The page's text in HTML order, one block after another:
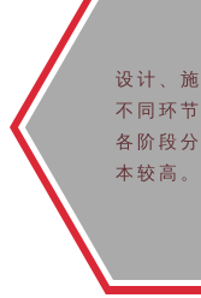
设计、
不同环
各阶段
本较高。